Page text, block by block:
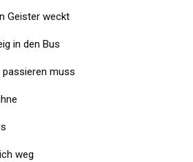
Geister weckt
in den Bus
muss
weg